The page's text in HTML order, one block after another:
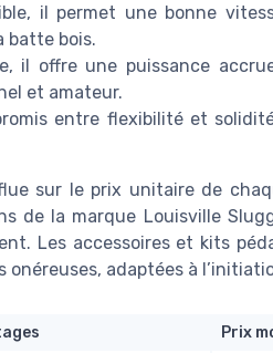
il permet une bonne
batte bois.
il offre une puissance
et amateur.
entre flexibilité et
sur le prix unitaire de
de la marque Louisville
Les accessoires et kits
onéreuses, adaptées à
Prix